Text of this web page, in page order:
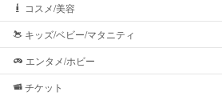
コスメ/美容
キッズ/ベビー/マタニティ
エンタメ/ホビー
チケット